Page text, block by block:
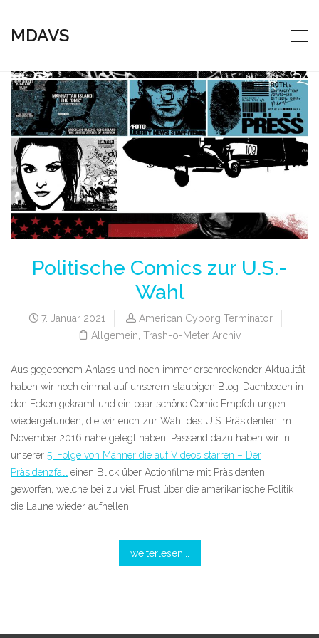
MDAVS
Politische Comics zur U.S.-
Wahl
7. Januar 2021
American Cyborg Terminator
Allgemein Trash-o-Meter Archiv
Aus gegebenem Anlass und noch immer erschreckender Aktualität
haben wir noch einmal auf unserem staubigen Blog-Dachboden in
den Ecken gekramt und ein paar schöne Comic Empfehlungen
wiedergefunden, die wir euch zur Wahl des U.S. Präsidenten im
November 2016 nahe gelegt haben. Passend dazu haben wir in
unserer 5. Folge von Männer die auf Videos starren – Der
Präsidenzfall
einen Blick über Actionfilme mit Präsidenten
geworfen, welche bei zu viel Frust über die amerikanische Politik
die Laune wieder aufhellen.
weiterlesen...